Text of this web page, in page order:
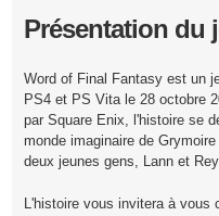
Présentation du
Word of Final Fantasy est un
PS4 et PS Vita le 28 octobre
par Square Enix, l'histoire se
monde imaginaire de
deux jeunes gens, Lann et
L'histoire vous invitera à vous